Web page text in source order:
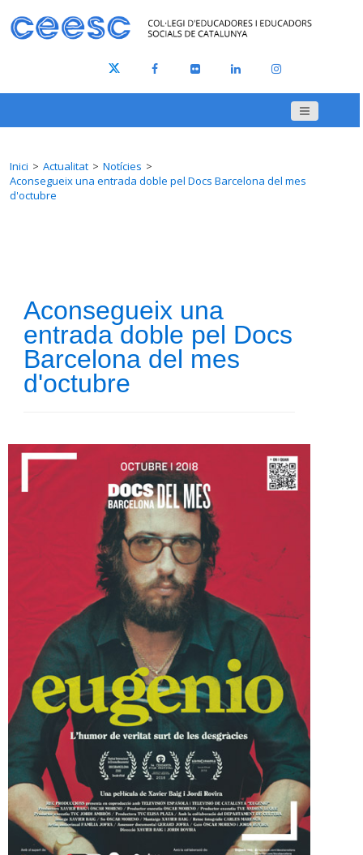
Inici Actualitat
Notícies
Aconsegueix una entrada doble pel Docs Barcelona del mes
d'octubre
Aconsegueix una
entrada doble pel Docs
Barcelona del mes
d'octubre